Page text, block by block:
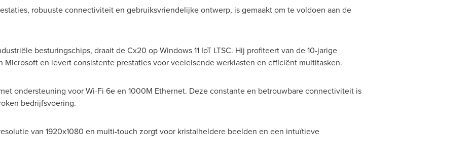
robuuste connectiviteit en gebruiksvriendelijke ontwerp, is gemaakt om te voldoen aan de
besturingschips, draait de Cx20 op Windows 11 IoT LTSC. Hij profiteert van de 10-jarige
Microsoft en levert consistente prestaties voor veeleisende werklasten en efficiënt multitasken.
ondersteuning voor Wi-Fi 6e en 1000M Ethernet. Deze constante en betrouwbare connectiviteit is
bedrijfsvoering.
van 1920x1080 en multi-touch zorgt voor kristalheldere beelden en een intuïtieve